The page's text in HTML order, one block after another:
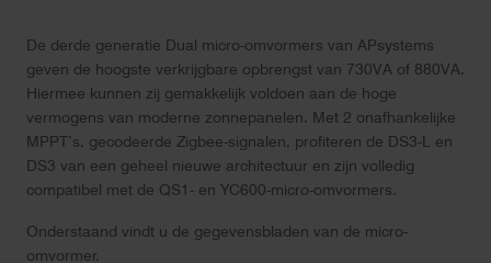
De derde generatie Dual micro-omvormers van APsystems
geven de hoogste verkrijgbare opbrengst van 730VA of 880VA.
Hiermee kunnen zij gemakkelijk voldoen aan de hoge
vermogens van moderne zonnepanelen. Met 2 onafhankelijke
MPPT’s, gecodeerde Zigbee-signalen, profiteren de DS3-L en
DS3 van een geheel nieuwe architectuur en zijn volledig
compatibel met de QS1- en YC600-micro-omvormers.
Onderstaand vindt u de gegevensbladen van de micro-
omvormer.